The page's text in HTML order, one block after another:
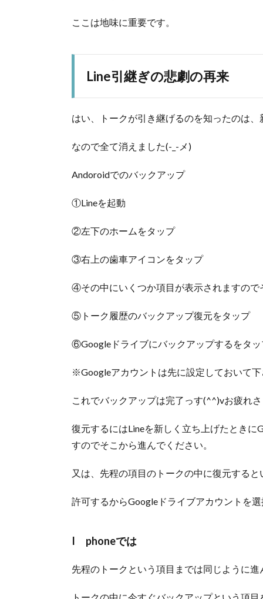
ここは地味に重要です。
Line引継ぎの悲劇の再来
はい、トークが引き継げるのを知ったのは
なので全て消えました(-_-メ)
Andoroidでのバックアップ
①Lineを起動
②左下のホームをタップ
③右上の歯車アイコンをタップ
④その中にいくつか項目が表示されますので
⑤トーク履歴のバックアップ復元をタップ
⑥Googleドライブにバックアップするをタッ
※Googleアカウントは先に設定しておいて
これでバックアップは完了っす(^^)vお疲れ
復元するにはLineを新しく立ち上げたとき
すのでそこから進んでください。
又は、先程の項目のトークの中に復元する
許可するからGoogleドライブアカウントを
I phoneでは
先程のトークという項目までは同じように進
トークの中に今すぐバックアップという項